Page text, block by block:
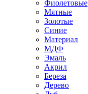
Фиолетовые
Мятные
Золотые
Синие
Материал
МДФ
Эмаль
Акрил
Береза
Дерево